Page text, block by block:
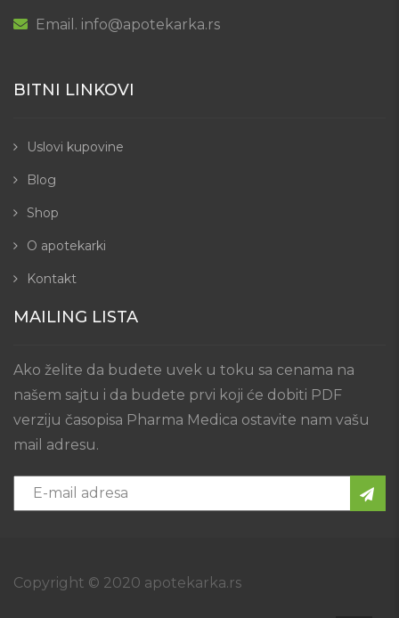
Email. info@apotekarka.rs
BITNI LINKOVI
Uslovi kupovine
Blog
Shop
O apotekarki
Kontakt
MAILING LISTA
Ako želite da budete uvek u toku sa cenama na
našem sajtu i da budete prvi koji će dobiti PDF
verziju časopisa Pharma Medica ostavite nam vašu
mail adresu.
Copyright © 2020 apotekarka.rs